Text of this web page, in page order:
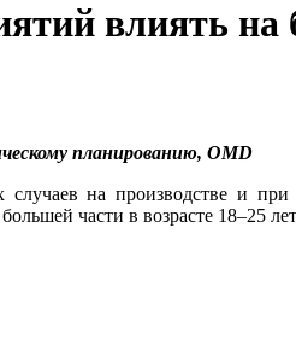
влиять на
планированию, OMD
на производстве и
части в возрасте 18–25